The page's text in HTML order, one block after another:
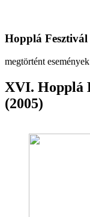
Hopplá
megtörtént
XVI. Hopplá
(2005)